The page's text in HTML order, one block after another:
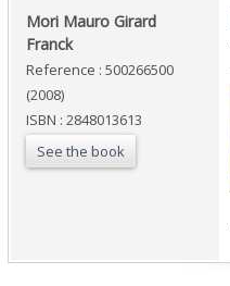
‎Mori Mauro Girard
Franck‎
Reference : 500266500
(2008)
ISBN : 2848013613
See the book